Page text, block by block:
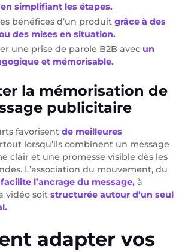
en simplifiant les étapes.
bénéfices d’un produit grâce à des
des mises en situation.
une prise de parole B2B avec un
et mémorisable.
la mémorisation de
publicitaire
favorisent de meilleures
lorsqu’ils combinent un message
clair et une promesse visible dès les
L’association du mouvement, du
facilite l’ancrage du message, à
vidéo soit structurée autour d’un seul
adapter vos